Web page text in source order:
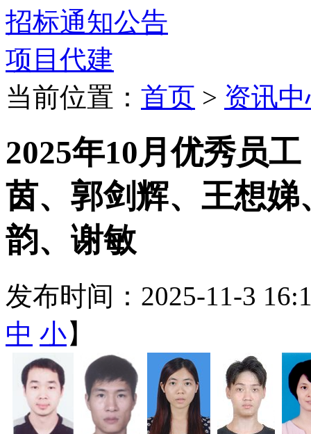
招标通知公告
项目代建
当前位置： 首页 > 资讯
2025年10月优秀员
茵、郭剑辉、王想
韵、谢敏
发布时间：2025-11-3
中 小】